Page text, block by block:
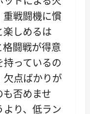
重戦闘機に慣
楽しめるは
闘戦が得意
持っているの
欠点ばかりが
も否めませ
り、低ラン